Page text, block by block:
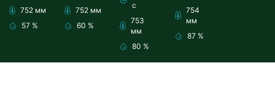
752 мм
57 %
752 мм
60 %
с
753
мм
80 %
754
мм
87 %